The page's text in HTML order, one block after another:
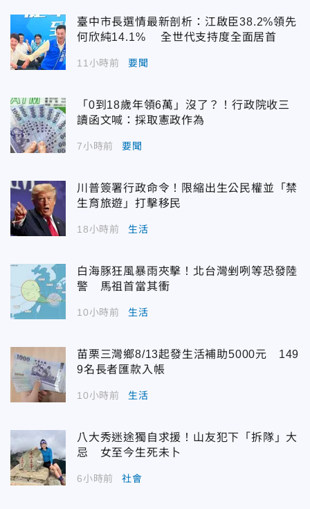
臺中市長選情最新剖析：江啟臣38.2%領先
何欣純14.1% 全世代支持度全面居首
11小時前 要聞
「0到18歲年領6萬」沒了？！行政院收三
讀函文喊：採取憲政作為
7小時前 要聞
川普簽署行政命令！限縮出生公民權並「禁
生育旅遊」打擊移民
18小時前 生活
白海豚狂風暴雨夾擊！北台灣剉咧等恐發陸
警 馬祖首當其衝
10小時前 生活
苗栗三灣鄉8/13起發生活補助5000元 149
9名長者匯款入帳
10小時前 生活
八大秀迷途獨自求援！山友犯下「拆隊」大
忌 女至今生死未卜
6小時前 社會